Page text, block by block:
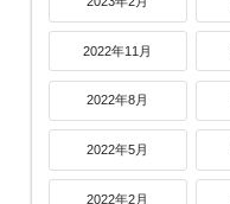
2022年11月
2022年8月
2022年5月
2022年2月